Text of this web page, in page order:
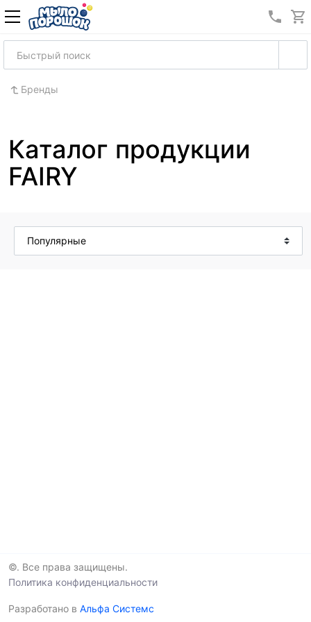
8
Бренды
Каталог продукции
FAIRY
©. Все права защищены.
Политика конфиденциальности
Разработано в Альфа Системс